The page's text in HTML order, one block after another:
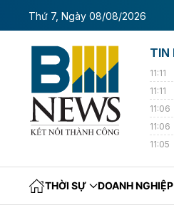
Thứ 7, Ngày 08/08/2026
tin kinh tế của Thông
TIN
11:11
11:11
11:06
11:06
11:05
THỜI SỰ DOANH NGHIỆP